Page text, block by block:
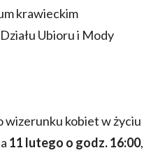
krawieckim
Ubioru i Mody
wizerunku kobiet w życiu
11 lutego o godz. 16:00,